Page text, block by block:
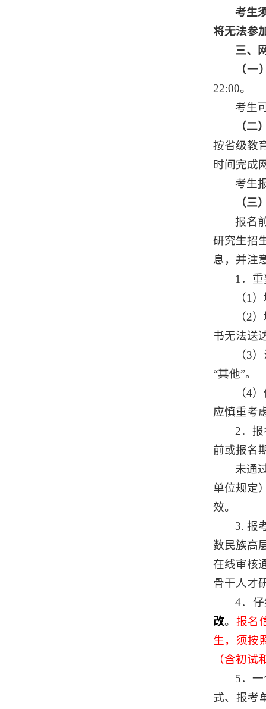
考生
将无法参
三、
（一
22:00。
考生
（二
按省级教
时间完成
考生
（三
报名
研究生招
息，并注
1．
（1
（2
书无法送
（3
“其他”。
（4
应慎重考
2．
前或报名
未通
单位规定
效。
3. 报
数民族高
在线审核
骨干人才
4．
改。 报名
生，须按
（含初
5．
式、报考